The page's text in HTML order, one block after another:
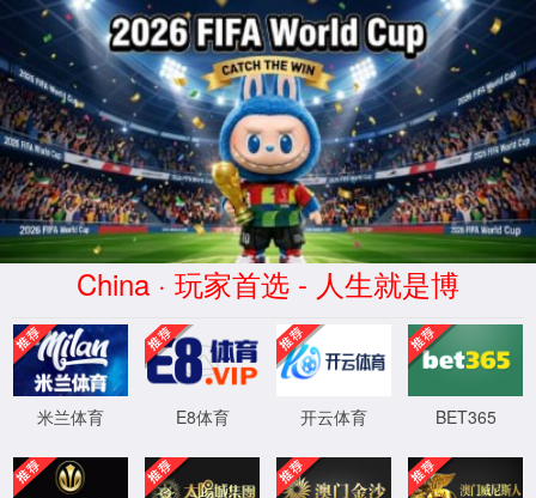
yd2333云顶官网
此功能维护升级中，给您带来不便深感抱
XML 地图